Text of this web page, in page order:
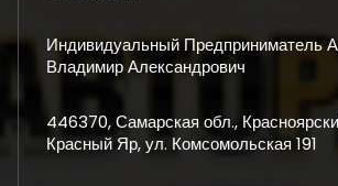
Индивидуальный Предприниматель
Владимир Александрович
446370, Самарская обл.,
Красный Яр, ул. Комсомольская 191